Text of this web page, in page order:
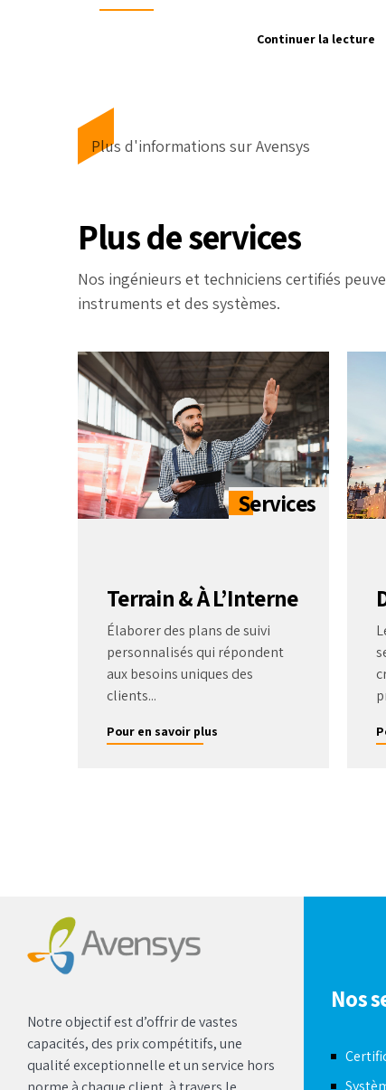
Continuer la lecture
Plus d'informations sur Avensys
Plus de services
Nos ingénieurs et techniciens certifiés
instruments et des systèmes.
Terrain & À L’Interne
Élaborer des plans de suivi
personnalisés qui répondent
aux besoins uniques des
clients...
Pour en savoir plus
Notre objectif est d’offrir de vastes
capacités, des prix compétitifs, une
qualité exceptionnelle et un service hors
Nos